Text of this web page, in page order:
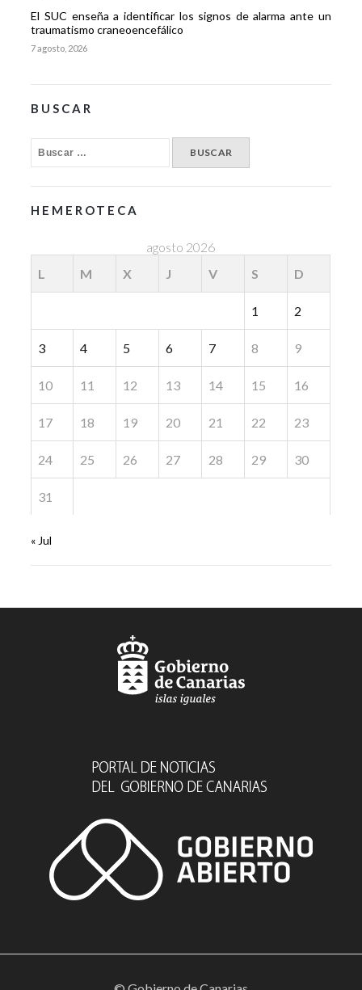
El SUC enseña a identificar los signos de alarma ante un
traumatismo craneoencefálico
7 agosto, 2026
BUSCAR
HEMEROTECA
agosto 2026
L
M X J V S D
1 2
3 4 5 6 7 8 9
10 11 12 13 14 15 16
17 18 19 20 21 22 23
24 25 26 27 28 29 30
31
« Jul